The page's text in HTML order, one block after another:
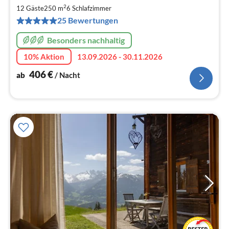
12 Gäste250 m26 Schlafzimmer
25 Bewertungen
Besonders nachhaltig
10% Aktion
13.09.2026 - 30.11.2026
ab 406€ / Nacht